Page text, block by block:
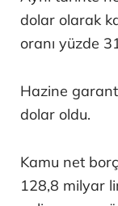
dolar olarak
oranı yüzde
Hazine
dolar oldu.
Kamu net
128,8 milyar